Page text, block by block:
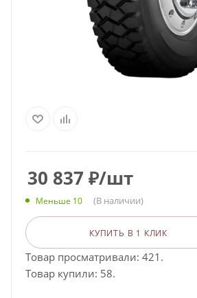
30 837 ₽/шт
Меньше 10 (В наличии)
КУПИТЬ В 1 КЛИК
Товар просматривали: 421.
Товар купили: 58.